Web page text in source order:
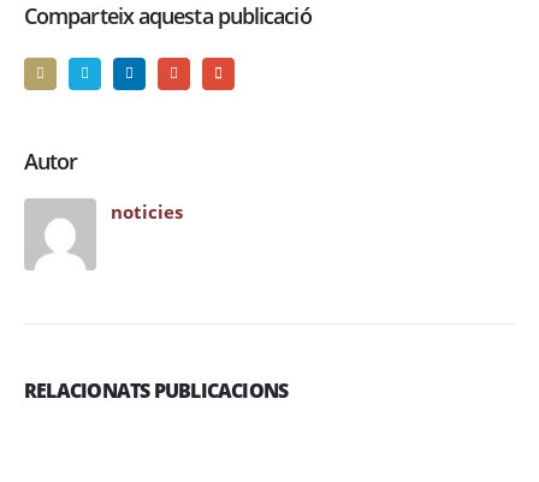
Comparteix aquesta publicació
Autor
noticies
RELACIONATS PUBLICACIONS